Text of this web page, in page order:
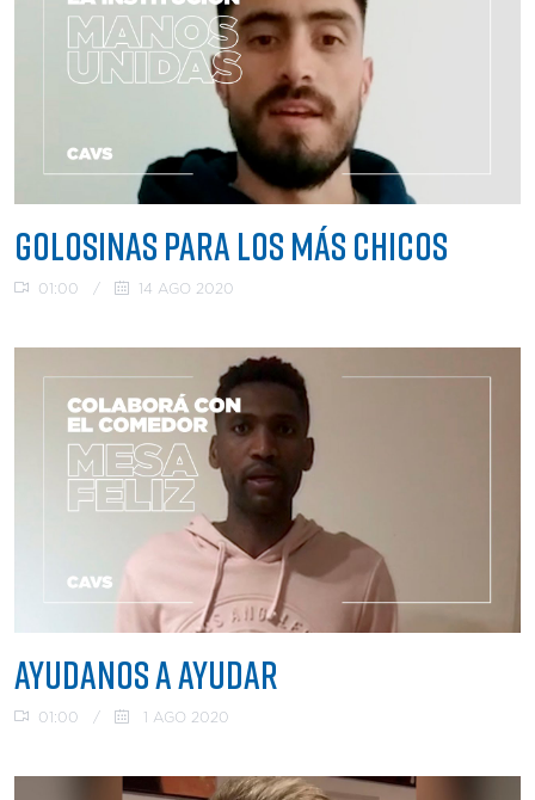
GOLOSINAS PARA LOS MÁS CHICOS
01:00 / 14 AGO 2020
AYUDANOS A AYUDAR
01:00 / 1 AGO 2020